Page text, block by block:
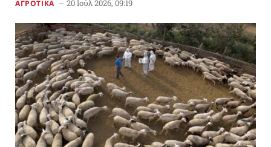
ΑΓΡΟΤΙΚΑ 20 Ιούλ 2026, 09:19